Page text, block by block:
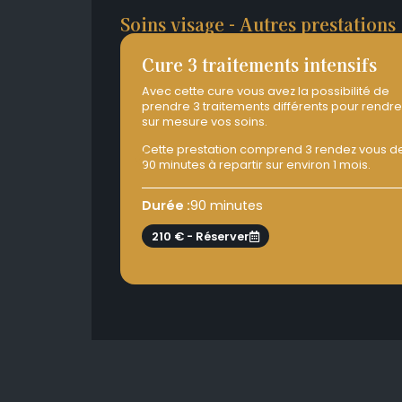
Soins visage - Autres prestations
Cure 3 traitements intensifs
Avec cette cure vous avez la possibilité de
prendre 3 traitements différents pour rendre
sur mesure vos soins.
Cette prestation comprend 3 rendez vous
90 minutes à repartir sur environ 1 mois.
Durée :90 minutes
210 € - Réserver